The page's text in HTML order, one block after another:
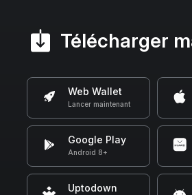
Télécharger
Web Wallet
Lancer maintenant
Google Play
Android 8+
Uptodown